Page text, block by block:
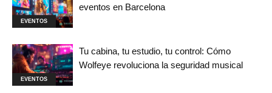
EVENTOS
eventos en Barcelona
EVENTOS
Tu cabina, tu estudio, tu control: Cómo
Wolfeye revoluciona la seguridad musical